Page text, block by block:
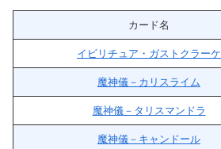
カード名
イビリチュア・ガストクラーケ
魔神儀－カリスライム
魔神儀－タリスマンドラ
魔神儀－キャンドール